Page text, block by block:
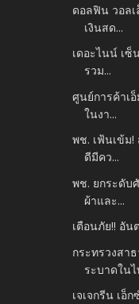
ดอลฟิน วอลเ
เงินสด...
เดอะไนน์ เซ็
รวม...
ศูนย์การค้าเ
ในงา...
พช. เฟ้นเข้ม
ดีมีคว...
พช. ยกระดับ
ผ้าและ...
เตือนภัย!! อัน
กระทรวงส
ระบาดในไ
เจเจกรีน เอ็